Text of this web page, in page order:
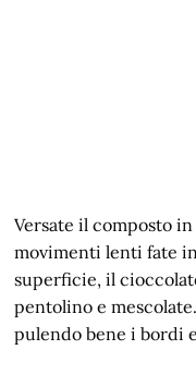
Versate il composto
movimenti lenti fate
superficie, il
pentolino e
pulendo bene i bordi